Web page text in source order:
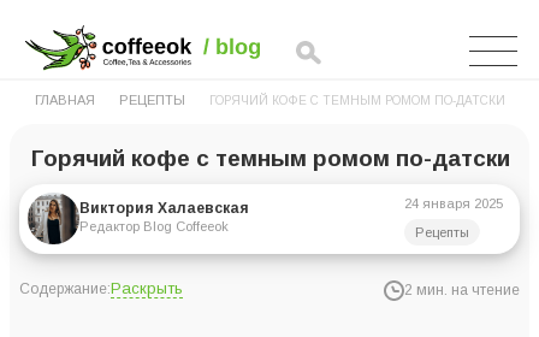
ГЛАВНАЯ РЕЦЕПТЫ ГОРЯЧИЙ КОФЕ С ТЕМНЫМ РОМОМ ПО-ДАТСКИ
Горячий кофе с темным ромом по-датски
Виктория Халаевская
Редактор Blog Coffeeok
24 января 2025
Рецепты
Содержание:Раскрыть 2 мин. на чтение